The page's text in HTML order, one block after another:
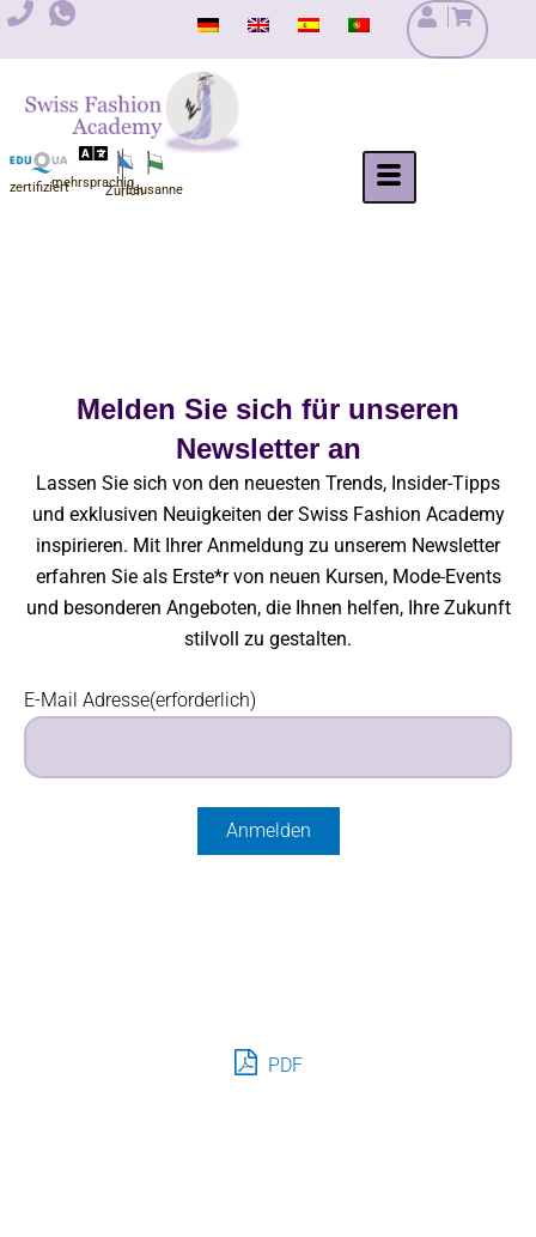
Zum
zertifiziertmehrsprachig
ZürichLausanne
Melden Sie sich für unseren
Newsletter an
Lassen Sie sich von den neuesten Trends, Insider-Tipps
und exklusiven Neuigkeiten der Swiss Fashion Academy
inspirieren. Mit Ihrer Anmeldung zu unserem Newsletter
erfahren Sie als Erste*r von neuen Kursen, Mode-Events
und besonderen Angeboten, die Ihnen helfen, Ihre Zukunft
stilvoll zu gestalten.
E-Mail Adresse(erforderlich)
PDF